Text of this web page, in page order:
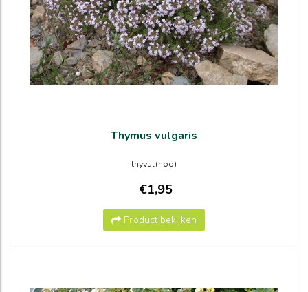
Thymus vulgaris
thyvul(noo)
€1,95
Product bekijken